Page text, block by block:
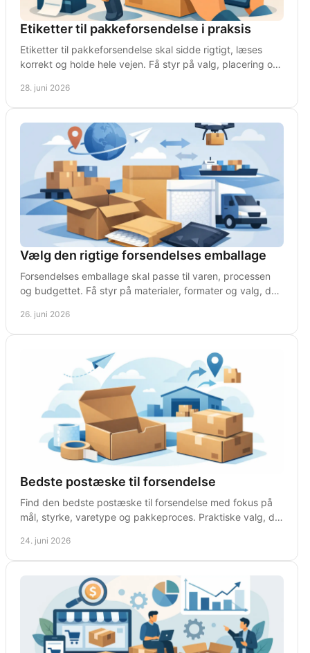
Etiketter til pakkeforsendelse i praksis
Etiketter til pakkeforsendelse skal sidde rigtigt, læses
korrekt og holde hele vejen. Få styr på valg, placering og
28. juni 2026
Vælg den rigtige forsendelses emballage
Forsendelses emballage skal passe til varen, processen
og budgettet. Få styr på materialer, formater og valg, der
26. juni 2026
Bedste postæske til forsendelse
Find den bedste postæske til forsendelse med fokus på
mål, styrke, varetype og pakkeproces. Praktiske valg, der
24. juni 2026